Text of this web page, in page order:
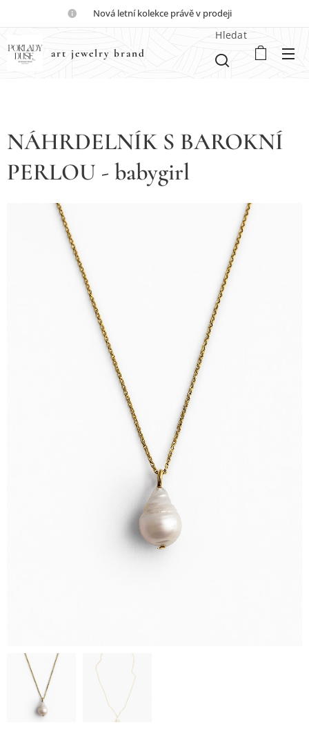
💎Nová letní kolekce právě v prodeji💎
art jewelry brand
Hledat
NÁHRDELNÍK S BAROKNÍ
PERLOU - babygirl